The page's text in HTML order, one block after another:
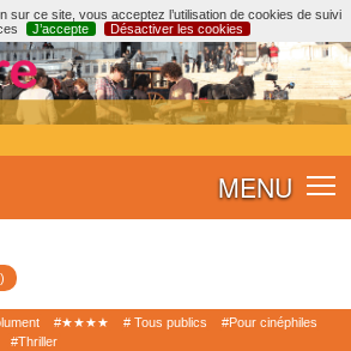
sur ce site, vous acceptez l’utilisation de cookies de suivi
J’accepte Désactiver les cookies
MENU
#★★★★ # Tous publics
#Pour cinéphiles
#Thriller